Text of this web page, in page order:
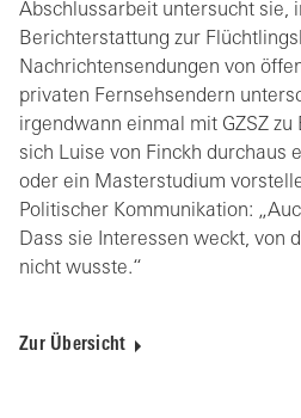
Abschlussarbeit untersucht sie,
Berichterstattung zur
Nachrichtensendungen von
privaten Fernsehsendern
irgendwann einmal mit GZSZ zu
sich Luise von Finckh durchaus
oder ein Masterstudium
Politischer Kommunikation:
Dass sie Interessen weckt, von
nicht wusste.“
Zur Übersicht